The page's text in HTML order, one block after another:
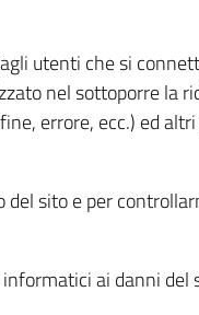
utenti che si
nel sottoporre la
errore, ecc.) ed
sito e per
ai danni